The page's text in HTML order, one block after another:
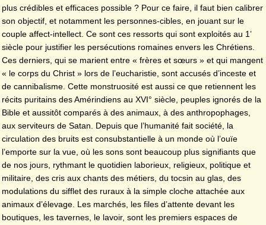
plus crédibles et efficaces possible ? Pour ce faire, il faut bien calibrer
son objectif, et notamment les personnes-cibles, en jouant sur le
couple affect-intellect. Ce sont ces ressorts qui sont exploités au 1’
siècle pour justifier les persécutions romaines envers les Chrétiens.
Ces derniers, qui se marient entre « frères et sœurs » et qui mangent
« le corps du Christ » lors de l’eucharistie, sont accusés d’inceste et
de cannibalisme. Cette monstruosité est aussi ce que retiennent les
récits puritains des Amérindiens au XVI° siècle, peuples ignorés de la
Bible et aussitôt comparés à des animaux, à des anthropophages,
aux serviteurs de Satan. Depuis que l’humanité fait société, la
circulation des bruits est consubstantielle à un monde où l’ouïe
l’emporte sur la vue, où les sons sont beaucoup plus signifiants que
de nos jours, rythmant le quotidien laborieux, religieux, politique et
militaire, des cris aux chants des métiers, du tocsin au glas, des
modulations du sifflet des ruraux à la simple cloche attachée aux
animaux d’élevage. Les marchés, les files d’attente devant les
boutiques, les tavernes, le lavoir, sont les premiers espaces de